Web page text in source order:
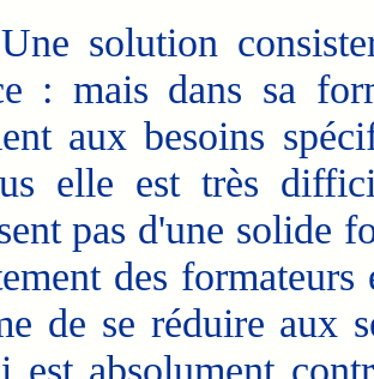
solution
: mais dans sa
aux besoins
elle est très
pas d'une solide
des
de se réduire aux
est absolument